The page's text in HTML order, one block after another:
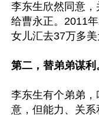
李东生欣然同意
给曹永正。2011
女儿汇去37万多美
第二，替弟弟谋利
李东生有个弟弟
意，但能力、关